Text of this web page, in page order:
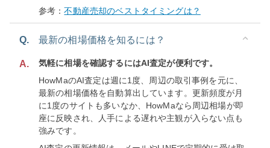
参考：不動産売却のベストタイミングは？
Q. 最新の相場価格を知るには？
A.
気軽に相場を確認するにはAI査定が便利です。
HowMaのAI査定は週に1度、周辺の取引事例を元に、
最新の相場価格を自動算出しています。更新頻度が月
に1度のサイトも多いなか、HowMaなら周辺相場が即
座に反映され、人手による遅れや主観が入らない点も
強みです。